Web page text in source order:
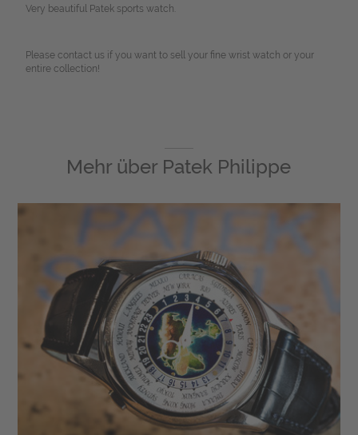
Very beautiful Patek sports watch.
Please contact us if you want to sell your fine wrist watch or your
entire collection!
Mehr über Patek Philippe